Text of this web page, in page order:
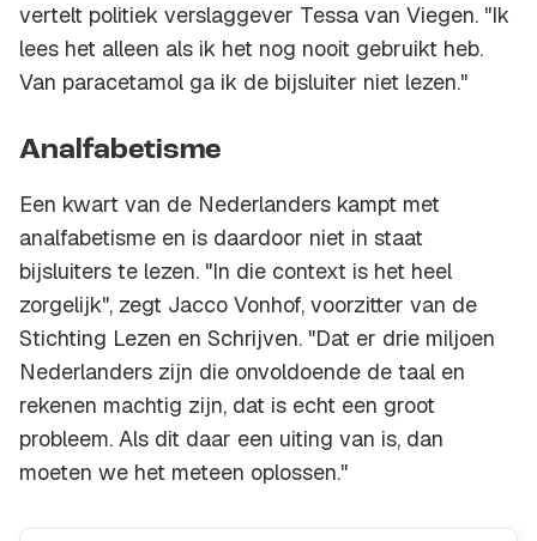
vertelt politiek verslaggever Tessa van Viegen. "Ik
lees het alleen als ik het nog nooit gebruikt heb.
Van paracetamol ga ik de bijsluiter niet lezen."
Analfabetisme
Een kwart van de Nederlanders kampt met
analfabetisme en is daardoor niet in staat
bijsluiters te lezen. "In die context is het heel
zorgelijk", zegt Jacco Vonhof, voorzitter van de
Stichting Lezen en Schrijven. "Dat er drie miljoen
Nederlanders zijn die onvoldoende de taal en
rekenen machtig zijn, dat is echt een groot
probleem. Als dit daar een uiting van is, dan
moeten we het meteen oplossen."